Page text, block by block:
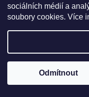
sociálních médií a
soubory cookies. Více
Odmítnout
Vytvořil
vyhrazena.